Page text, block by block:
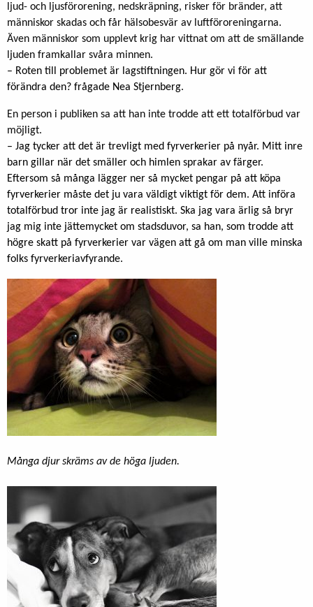
ljud- och ljusförorening, nedskräpning, risker för bränder, att
människor skadas och får hälsobesvär av luftföroreningarna.
Även människor som upplevt krig har vittnat om att de smällande
ljuden framkallar svåra minnen.
– Roten till problemet är lagstiftningen. Hur gör vi för att
förändra den? frågade Nea Stjernberg.
En person i publiken sa att han inte trodde att ett totalförbud var
möjligt.
– Jag tycker att det är trevligt med fyrverkerier på nyår. Mitt inre
barn gillar när det smäller och himlen sprakar av färger.
Eftersom så många lägger ner så mycket pengar på att köpa
fyrverkerier måste det ju vara väldigt viktigt för dem. Att införa
totalförbud tror inte jag är realistiskt. Ska jag vara ärlig så bryr
jag mig inte jättemycket om stadsduvor, sa han, som trodde att
högre skatt på fyrverkerier var vägen att gå om man ville minska
folks fyrverkeriavfyrande.
Många djur skräms av de höga ljuden.